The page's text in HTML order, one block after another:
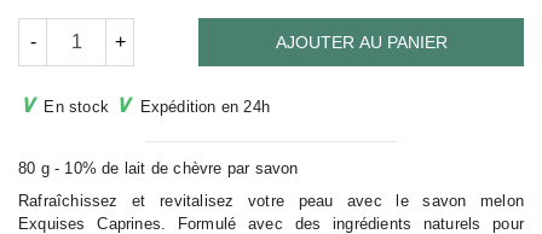
- + AJOUTER AU PANIER
∨ En stock ∨ Expédition en 24h
80 g - 10% de lait de chèvre par savon
Rafraîchissez et revitalisez votre peau avec le savon melon
Exquises Caprines. Formulé avec des ingrédients naturels pour